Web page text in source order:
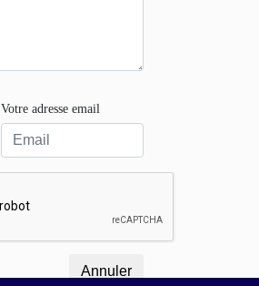
Votre adresse email